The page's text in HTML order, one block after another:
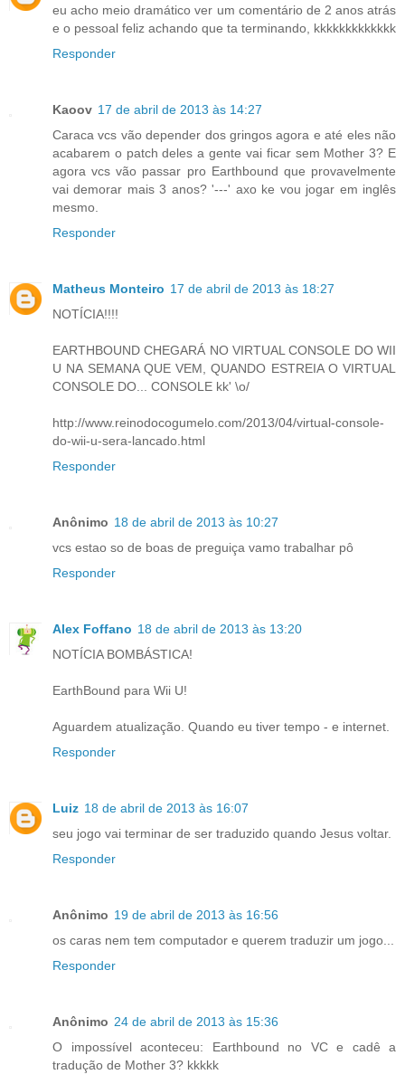
eu acho meio dramático ver um comentário de 2 anos atrás
e o pessoal feliz achando que ta terminando, kkkkkkkkkkkkk
Responder
Kaoov 17 de abril de 2013 às 14:27
Caraca vcs vão depender dos gringos agora e até eles não
acabarem o patch deles a gente vai ficar sem Mother 3? E
agora vcs vão passar pro Earthbound que provavelmente
vai demorar mais 3 anos? '---' axo ke vou jogar em inglês
mesmo.
Responder
Matheus Monteiro 17 de abril de 2013 às 18:27
NOTÍCIA!!!!
EARTHBOUND CHEGARÁ NO VIRTUAL CONSOLE DO WII
U NA SEMANA QUE VEM, QUANDO ESTREIA O VIRTUAL
CONSOLE DO... CONSOLE kk' \o/
http://www.reinodocogumelo.com/2013/04/virtual-console-
do-wii-u-sera-lancado.html
Responder
Anônimo 18 de abril de 2013 às 10:27
vcs estao so de boas de preguiça vamo trabalhar pô
Responder
Alex Foffano 18 de abril de 2013 às 13:20
NOTÍCIA BOMBÁSTICA!
EarthBound para Wii U!
Aguardem atualização. Quando eu tiver tempo - e internet.
Responder
Luiz 18 de abril de 2013 às 16:07
seu jogo vai terminar de ser traduzido quando Jesus voltar.
Responder
Anônimo 19 de abril de 2013 às 16:56
os caras nem tem computador e querem traduzir um jogo...
Responder
Anônimo 24 de abril de 2013 às 15:36
O impossível aconteceu: Earthbound no VC e cadê a
tradução de Mother 3? kkkkk